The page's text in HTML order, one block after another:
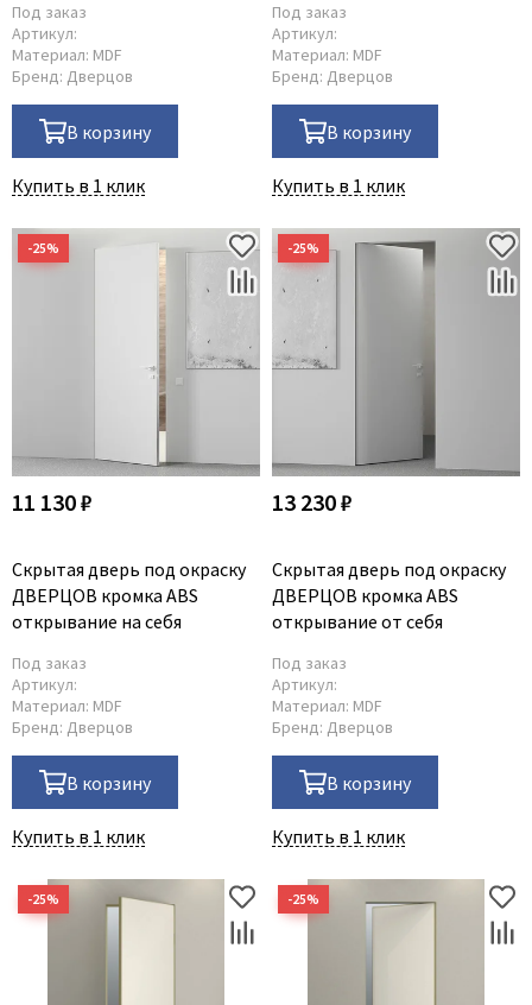
Под заказ
Артикул:
Материал: MDF
Бренд: Дверцов
В корзину
Купить в 1 клик
Под заказ
Артикул:
Материал: MDF
Бренд: Дверцов
В корзину
Купить в 1 клик
11 130 ₽
Скрытая дверь под окраску
ДВЕРЦОВ кромка ABS
открывание на себя
Под заказ
Артикул:
Материал: MDF
Бренд: Дверцов
В корзину
Купить в 1 клик
13 230 ₽
Скрытая дверь под окраску
ДВЕРЦОВ кромка ABS
открывание от себя
Под заказ
Артикул:
Материал: MDF
Бренд: Дверцов
В корзину
Купить в 1 клик